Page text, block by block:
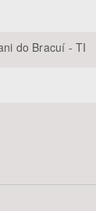
do Bracuí - TI